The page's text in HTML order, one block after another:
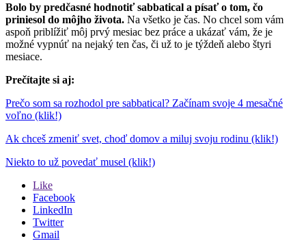
Bolo by predčasné hodnotiť sabbatical a písať o tom, čo
priniesol do môjho života. Na všetko je čas. No chcel som vám
aspoň priblížiť môj prvý mesiac bez práce a ukázať vám, že je
možné vypnúť na nejaký ten čas, či už to je týždeň alebo štyri
mesiace.
Prečítajte si aj:
Prečo som sa rozhodol pre sabbatical? Začínam svoje 4 mesačné
voľno (klik!)
Ak chceš zmeniť svet, choď domov a miluj svoju rodinu (klik!)
Niekto to už povedať musel (klik!)
Like
Facebook
LinkedIn
Twitter
Gmail